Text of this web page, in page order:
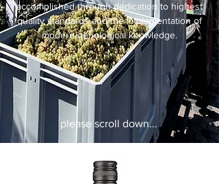
accomplished through dedication to highest
quality standards and the implementation of
modern oenological knowledge.
please scroll down...